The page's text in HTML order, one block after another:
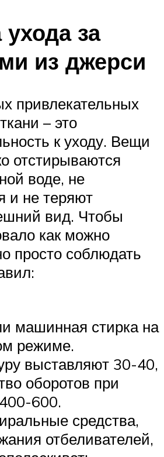
за
из джерси
привлекательных
– это
к уходу. Вещи
отстирываются
воде, не
и не теряют
вид. Чтобы
как можно
просто соблюдать
машинная стирка на
режиме.
выставляют 30-40,
оборотов при
600.
средства,
отбеливателей,